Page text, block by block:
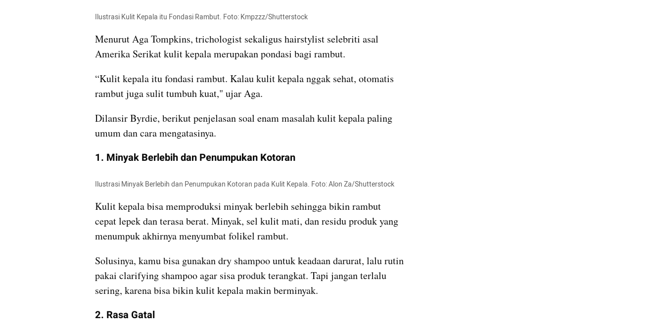
Ilustrasi Kulit Kepala itu Fondasi Rambut. Foto: Kmpzzz/Shutterstock
Menurut Aga Tompkins, trichologist sekaligus hairstylist selebriti asal
Amerika Serikat kulit kepala merupakan pondasi bagi rambut.
“Kulit kepala itu fondasi rambut. Kalau kulit kepala nggak sehat, otomatis
rambut juga sulit tumbuh kuat," ujar Aga.
Dilansir Byrdie, berikut penjelasan soal enam masalah kulit kepala paling
umum dan cara mengatasinya.
1. Minyak Berlebih dan Penumpukan Kotoran
Ilustrasi Minyak Berlebih dan Penumpukan Kotoran pada Kulit Kepala. Foto: Alon Za/Shutterstock
Kulit kepala bisa memproduksi minyak berlebih sehingga bikin rambut
cepat lepek dan terasa berat. Minyak, sel kulit mati, dan residu produk yang
menumpuk akhirnya menyumbat folikel rambut.
Solusinya, kamu bisa gunakan dry shampoo untuk keadaan darurat, lalu rutin
pakai clarifying shampoo agar sisa produk terangkat. Tapi jangan terlalu
sering, karena bisa bikin kulit kepala makin berminyak.
2. Rasa Gatal